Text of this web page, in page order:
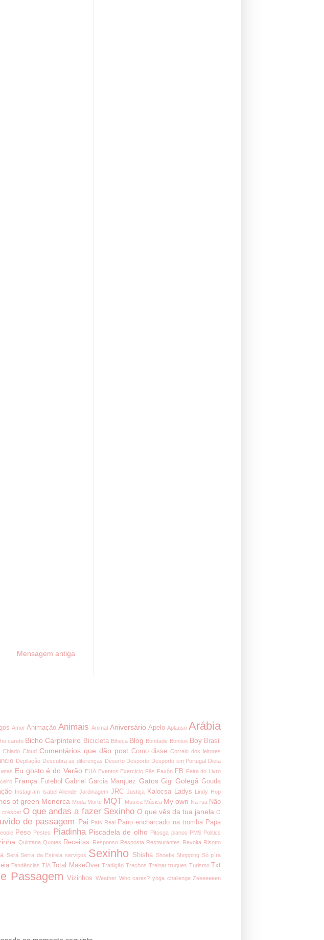
Mensagem antiga
Amor Animação Animais Animal Aniversário Apelo Aplauso Arábia
careto Bicho Carpinteiro Bicicleta Blheca Blog Bondade Bonitos Boy Brasil
Chiado Cloud Comentários que dão post Como disse Correio dos leitores
Depilação Descubra as diferenças Deserto Desporto Desporto em Portugal Dieta
Eu gosto é do Verão EUA Eventos Exercicio Fãs Faxôn FB Feira do Livro
França Futebol Gabriel Garcia Marquez Gatos Gigi Golegã Gouda
Instagram Isabel Allende Jardinagem JRC Justiça Kalocsa Ladys Lindy Hop
of green Menorca Moda Morte MQT Musica Música My own Na rua Não
crescer O que andas a fazer Sexinho O que vês da tua janela O
de passagem Pai País Real Pano encharcado na tromba Papa
Peso Pestes Piadinha Piscadela de olho Pitosga planos PMS Politics
Quintana Quotes Receitas Responso Resposta Restaurantes Revolta Risotto
Será Serra da Estrela serviços Sexinho Shisha Shoefie Shopping Só p´ra
Tendências TIA Total MakeOver Tradição Trechos Treinar truques Turismo Txt
Passagem Vizinhos Weather Who cares? yoga challenge Zeeeeeeen